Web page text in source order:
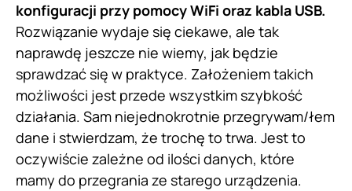
konfiguracji przy pomocy WiFi oraz kabla USB.
Rozwiązanie wydaje się ciekawe, ale tak
naprawdę jeszcze nie wiemy, jak będzie
sprawdzać się w praktyce. Założeniem takich
możliwości jest przede wszystkim szybkość
działania. Sam niejednokrotnie przegrywam/łem
dane i stwierdzam, że trochę to trwa. Jest to
oczywiście zależne od ilości danych, które
mamy do przegrania ze starego urządzenia.